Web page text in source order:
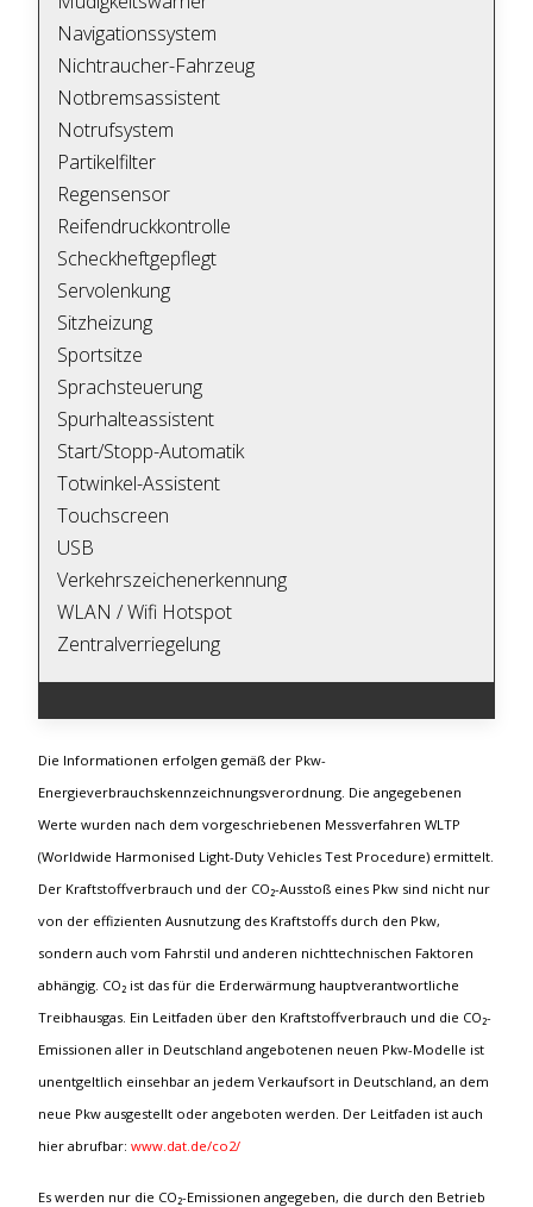
Navigationssystem
Nichtraucher-Fahrzeug
Notbremsassistent
Notrufsystem
Partikelfilter
Regensensor
Reifendruckkontrolle
Scheckheftgepflegt
Servolenkung
Sitzheizung
Sportsitze
Sprachsteuerung
Spurhalteassistent
Start/Stopp-Automatik
Totwinkel-Assistent
Touchscreen
USB
Verkehrszeichenerkennung
WLAN / Wifi Hotspot
Zentralverriegelung
Die Informationen erfolgen gemäß der Pkw-
Energieverbrauchskennzeichnungsverordnung. Die angegebenen
Werte wurden nach dem vorgeschriebenen Messverfahren WLTP
(Worldwide Harmonised Light-Duty Vehicles Test Procedure) ermittelt.
Der Kraftstoffverbrauch und der CO₂-Ausstoß eines Pkw sind nicht nur
von der effizienten Ausnutzung des Kraftstoffs durch den Pkw,
sondern auch vom Fahrstil und anderen nichttechnischen Faktoren
abhängig. CO₂ ist das für die Erderwärmung hauptverantwortliche
Treibhausgas. Ein Leitfaden über den Kraftstoffverbrauch und die CO₂-
Emissionen aller in Deutschland angebotenen neuen Pkw-Modelle ist
unentgeltlich einsehbar an jedem Verkaufsort in Deutschland, an dem
neue Pkw ausgestellt oder angeboten werden. Der Leitfaden ist auch
hier abrufbar: www.dat.de/co2/
Es werden nur die CO₂-Emissionen angegeben, die durch den Betrieb